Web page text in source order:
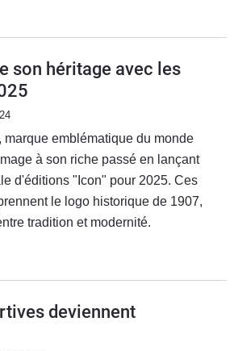
son héritage avec les
marque emblématique du monde
à son riche passé en lançant
d'éditions "Icon" pour 2025. Ces
le logo historique de 1907,
tradition et modernité.
deviennent